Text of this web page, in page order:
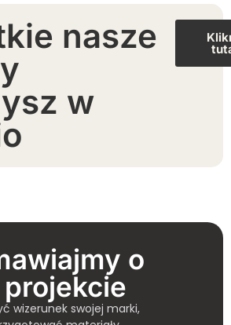
nasze
w
o
wizerunek swojej marki,